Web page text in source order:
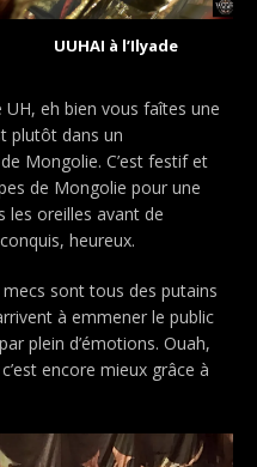
UUHAI à l’Ilyade
UH, eh bien vous faîtes une
plutôt dans un
Mongolie. C’est festif et
de Mongolie pour une
les oreilles avant de
heureux.
sont tous des putains
à emmener le public
plein d’émotions. Ouah,
encore mieux grâce à